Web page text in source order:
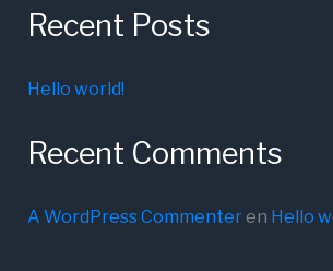
Recent Posts
Hello world!
Recent Comments
A WordPress Commenteren Hello